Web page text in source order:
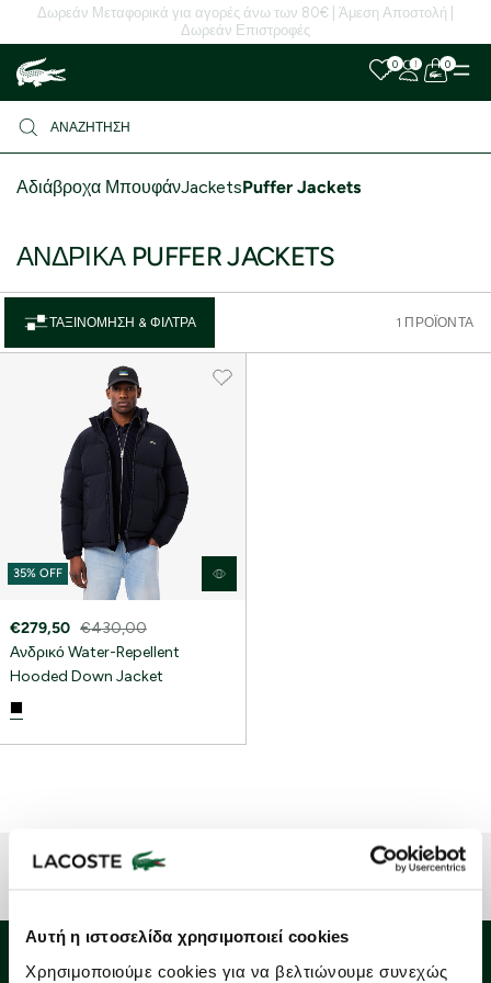
Αυτή η ιστοσελίδα χρησιμοποιεί cookies
Χρησιμοποιούμε cookies για να βελτιώνουμε συνεχώς
Δωρεάν Μεταφορικά για αγορές άνω των 80€ | Άμεση Αποστολή |
Δωρεάν Επιστροφές
0 0
Αδιάβροχα ΜπουφάνJacketsPuffer Jackets
ΑΝΔΡΙΚΆ PUFFER JACKETS
ΤΑΞΙΝΌΜΗΣΗ & ΦΊΛΤΡΑ 1 ΠΡΟΪΌΝΤΑ
35% OFF
€279,50 €430,00
Ανδρικό Water-Repellent
Hooded Down Jacket
Lacoste Essentials Await
Εγγραφείτε στο newsletter μας και αποκτήστε10% στην πρώτη